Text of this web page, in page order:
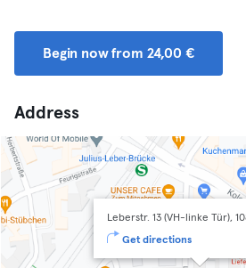
Begin now from 24,00 €
Address
Leberstr. 13 (VH-linke Tür),
Get directions